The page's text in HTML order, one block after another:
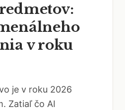
v roku
je v roku 2026
Zatiaľ čo AI